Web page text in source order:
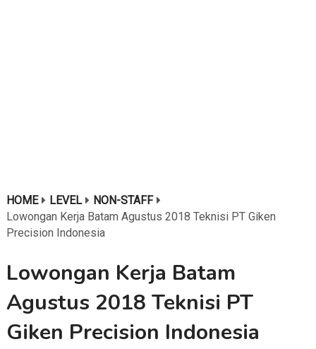
HOME LEVEL
NON-STAFF
Lowongan Kerja Batam Agustus 2018 Teknisi PT Giken
Precision Indonesia
Lowongan Kerja Batam
Agustus 2018 Teknisi PT
Giken Precision Indonesia